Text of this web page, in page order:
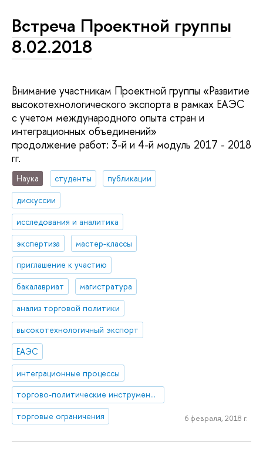
Встреча Проектной группы
8.02.2018
Внимание участникам Проектной группы «Развитие
высокотехнологического экспорта в рамках ЕАЭС
с учетом международного опыта стран и
интеграционных объединений»
продолжение работ: 3-й и 4-й модуль 2017 - 2018
гг.
Наука студенты
публикации
дискуссии
исследования и аналитика
экспертиза
мастер-классы
приглашение к участию
бакалавриат
магистратура
анализ торговой политики
высокотехнологичный экспорт
ЕАЭС
интеграционные процессы
торгово-политические инструменты
торговые ограничения
6 февраля, 2018 г.